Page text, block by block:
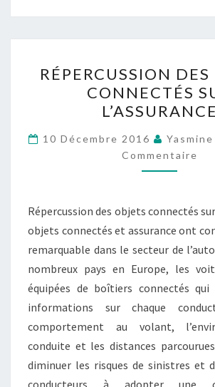
DES
OBJETS
SUR
RÉPERCUSSION DES
CONNECTÉS
L’ASSURANCE
10 Décembre 2016
Commentaire
Répercussion des objets connectés
objets connectés et assurance ont
remarquable dans le secteur de
nombreux pays en Europe, les
équipées de boîtiers connectés qui
informations sur chaque
comportement au volant,
conduite et les distances
diminuer les risques de sinistres et